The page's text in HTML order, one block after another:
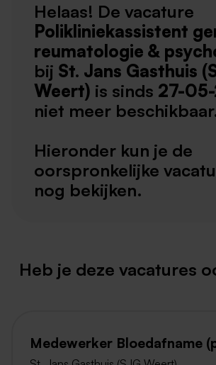
Helaas! De vacature
Polikliniekassistent
reumatologie &
bij St. Jans Gasthuis
Weert) is sinds 27-
niet meer
Hieronder kun je de
oorspronkelijke
nog bekijken.
Heb je deze vacatures
Medewerker Bloedafname